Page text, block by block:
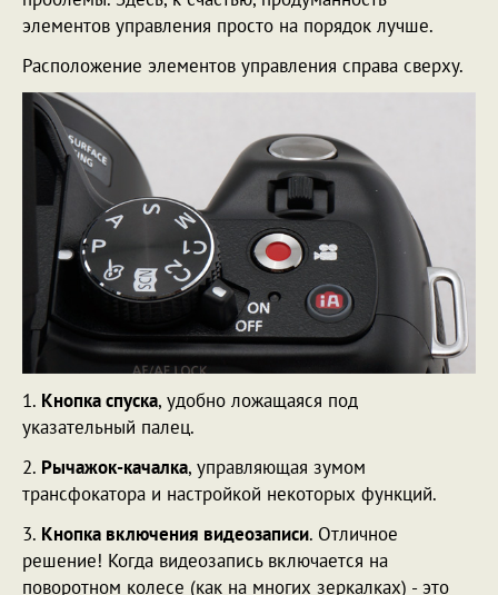
элементов управления просто на порядок лучше.
Расположение элементов управления справа сверху.
1. Кнопка спуска, удобно ложащаяся под
указательный палец.
2. Рычажок-качалка, управляющая зумом
трансфокатора и настройкой некоторых функций.
3. Кнопка включения видеозаписи. Отличное
решение! Когда видеозапись включается на
поворотном колесе (как на многих зеркалках) - это